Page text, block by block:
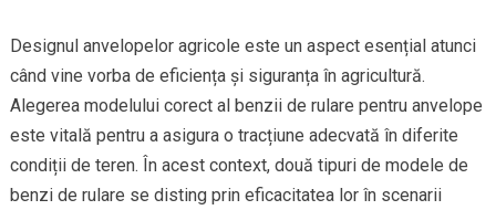
Designul anvelopelor agricole este un aspect esențial atunci
când vine vorba de eficiența și siguranța în agricultură.
Alegerea modelului corect al benzii de rulare pentru anvelope
este vitală pentru a asigura o tracțiune adecvată în diferite
condiții de teren. În acest context, două tipuri de modele de
benzi de rulare se disting prin eficacitatea lor în scenarii